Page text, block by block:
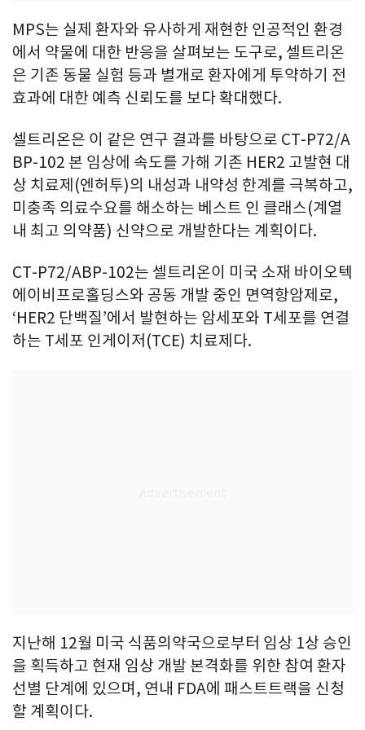
MPS는 실제 환자와 유사하게 재현한 인공적인 환경
에서 약물에 대한 반응을 살펴보는 도구로, 셀트리온
은 기존 동물 실험 등과 별개로 환자에게 투약하기 전
효과에 대한 예측 신뢰도를 보다 확대했다.
셀트리온은 이 같은 연구 결과를 바탕으로 CT-P72/A
BP-102 본 임상에 속도를 가해 기존 HER2 고발현 대
상 치료제(엔허투)의 내성과 내약성 한계를 극복하고,
미충족 의료수요를 해소하는 베스트 인 클래스(계열
내 최고 의약품) 신약으로 개발한다는 계획이다.
CT-P72/ABP-102는 셀트리온이 미국 소재 바이오텍
에이비프로홀딩스와 공동 개발 중인 면역항암제로,
‘HER2 단백질’에서 발현하는 암세포와 T세포를 연결
하는 T세포 인게이저(TCE) 치료제다.
지난해 12월 미국 식품의약국으로부터 임상 1상 승인
을 획득하고 현재 임상 개발 본격화를 위한 참여 환자
선별 단계에 있으며, 연내 FDA에 패스트트랙을 신청
할 계획이다.